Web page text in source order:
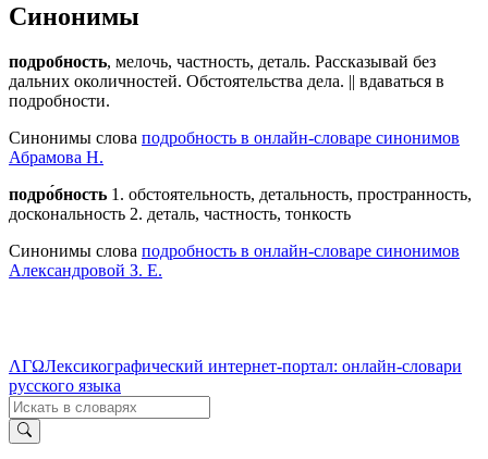
Синонимы
подробность, мелочь, частность, деталь. Рассказывай без
дальних околичностей. Обстоятельства дела. || вдаваться в
подробности.
Синонимы слова подробность в онлайн-словаре синонимов
Абрамова Н.
подро́бность 1. обстоятельность, детальность, пространность,
доскональность 2. деталь, частность, тонкость
Синонимы слова подробность в онлайн-словаре синонимов
Александровой З. Е.
ΛΓΩЛексикографический интернет-портал: онлайн-словари
русского языка